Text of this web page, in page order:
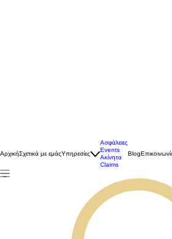
Ασφάλειες
Events